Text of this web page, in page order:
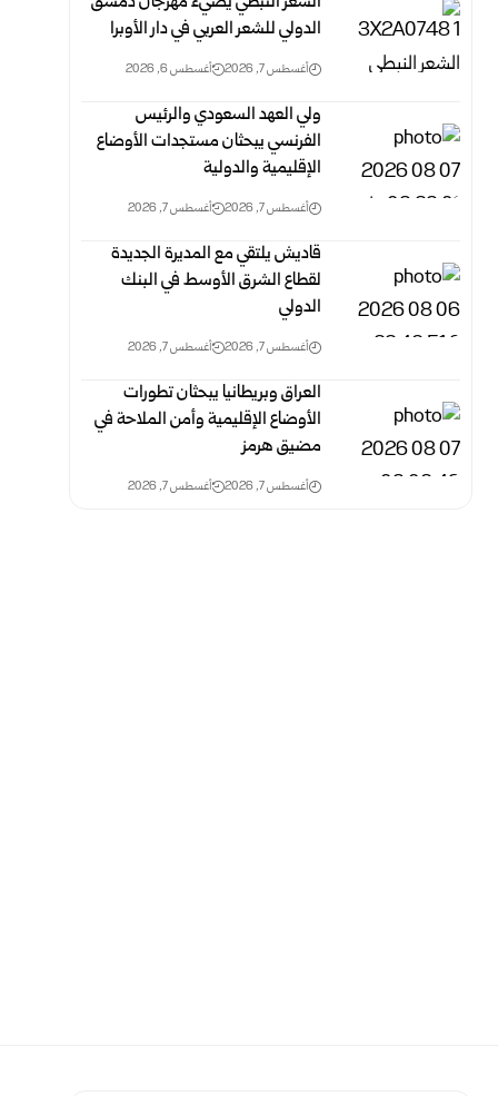
الدولي للشعر العربي في دار الأوبرا
أغسطس 7, 2026 أغسطس 6, 2026
ولي العهد السعودي والرئيس
الفرنسي يبحثان مستجدات الأوضاع
الإقليمية والدولية
أغسطس 7, 2026 أغسطس 7, 2026
قاديش يلتقي مع المديرة الجديدة
لقطاع الشرق الأوسط في البنك
الدولي
أغسطس 7, 2026 أغسطس 7, 2026
العراق وبريطانيا يبحثان تطورات
الأوضاع الإقليمية وأمن الملاحة في
مضيق هرمز
أغسطس 7, 2026 أغسطس 7, 2026